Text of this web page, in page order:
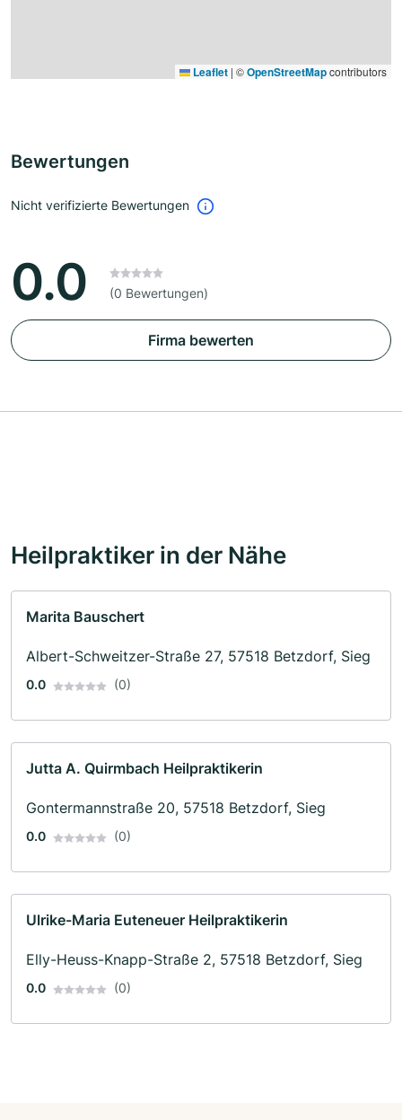
Leaflet | ©OpenStreetMapcontributors
Bewertungen
Nicht verifizierte Bewertungen
0.0 (0 Bewertungen)
Firma bewerten
Heilpraktiker in der Nähe
Marita Bauschert
Albert-Schweitzer-Straße 27, 57518 Betzdorf, Sieg
0.0 (0)
Jutta A. Quirmbach Heilpraktikerin
Gontermannstraße 20, 57518 Betzdorf, Sieg
0.0 (0)
Ulrike-Maria Euteneuer Heilpraktikerin
Elly-Heuss-Knapp-Straße 2, 57518 Betzdorf, Sieg
0.0 (0)